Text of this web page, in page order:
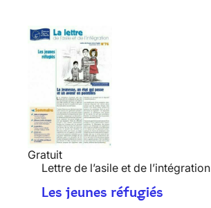
Gratuit
Lettre de l’asile et de l’intégration
Les jeunes réfugiés